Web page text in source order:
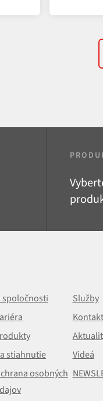
spoločnosti
Služby
Kontakt
stiahnutie
Videá
osobných